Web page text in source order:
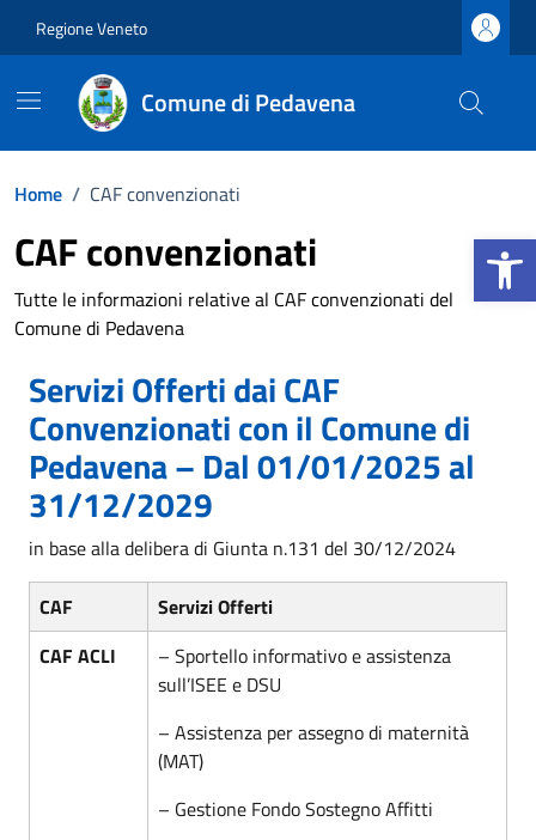
Regione Veneto
Comune di Pedavena
Home / CAF convenzionati
CAF convenzionati
Tutte le informazioni relative al CAF convenzionati del
Comune di Pedavena
Servizi Offerti dai CAF
Convenzionati con il Comune di
Pedavena – Dal 01/01/2025 al
31/12/2029
in base alla delibera di Giunta n.131 del 30/12/2024
CAF
Servizi Offerti
CAF ACLI
– Sportello informativo e assistenza
sull’ISEE e DSU
– Assistenza per assegno di maternità
(MAT)
– Gestione Fondo Sostegno Affitti
Apri la